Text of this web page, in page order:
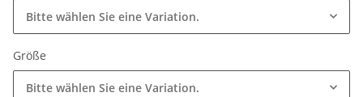
Bitte wählen Sie eine Variation.
Größe
Bitte wählen Sie eine Variation.